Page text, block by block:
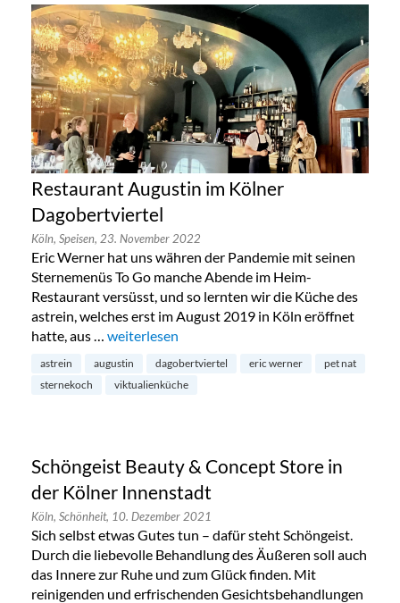
Restaurant Augustin im Kölner
Dagobertviertel
Köln, Speisen, 23. November 2022
Eric Werner hat uns währen der Pandemie mit seinen
Sternemenüs To Go manche Abende im Heim-
Restaurant versüsst, und so lernten wir die Küche des
astrein, welches erst im August 2019 in Köln eröffnet
hatte, aus … „Restaurant Augustin im Kölner
weiterlesen
astrein augustin dagobertviertel eric werner
pet nat
sternekoch
viktualienküche
Schöngeist Beauty & Concept Store in
der Kölner Innenstadt
Köln, Schönheit, 10. Dezember 2021
Sich selbst etwas Gutes tun – dafür steht Schöngeist.
Durch die liebevolle Behandlung des Äußeren soll auch
das Innere zur Ruhe und zum Glück finden. Mit
reinigenden und erfrischenden Gesichtsbehandlungen